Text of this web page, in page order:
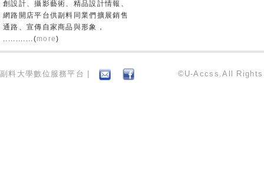
創設計、攝影藝術、精品設計情報、
網路開店平台供副料同業們擴展銷售
通路、宣傳自家商品與形象，
............(more)
副料大學數位服務平台 | ©U-Accss.All Rights